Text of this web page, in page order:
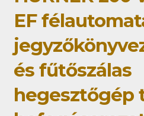
EF
és fűtőszálas
hegesztőgép